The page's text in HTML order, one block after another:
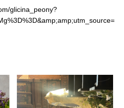
glicina_peony?